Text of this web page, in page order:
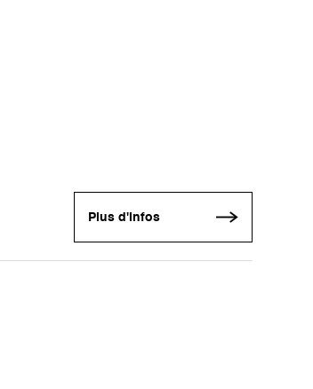
Plus d'infos